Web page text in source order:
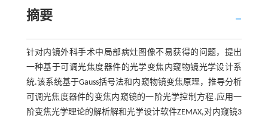
摘要
针对内镜外科手术中局部病灶图像不易获得的问题，提出
一种基于可调光焦度器件的光学变焦内窥物镜光学设计系
统.该系统基于Gauss括号法和内窥物镜变焦原理，推导分析
可调光焦度器件的变焦内窥镜的一阶光学控制方程.应用一
阶变焦光学理论的解析解和光学设计软件ZEMAX,对内窥镜3